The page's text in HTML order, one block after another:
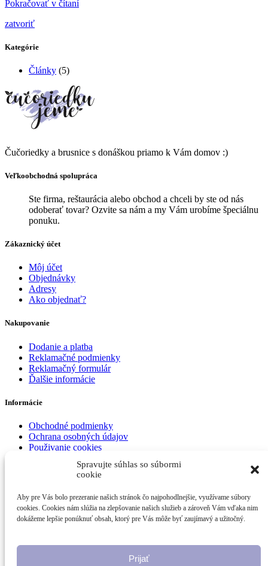
Spravujte súhlas so súbormi
cookie
Aby pre Vás bolo prezeranie našich stránok čo najpohodlnejšie, využívame súbory
cookies. Cookies nám slúžia na zlepšovanie našich služieb a zároveň Vám vďaka nim
dokážeme lepšie ponúknuť obsah, ktorý pre Vás môže byť zaujímavý a užitočný.
Prijať
Pokračovať v čítaní
zatvoriť
Kategórie
Články (5)
Čučoriedky a brusnice s donáškou priamo k Vám domov :)
Veľkoobchodná spolupráca
Ste firma, reštaurácia alebo obchod a chceli by ste od nás
odoberať tovar? Ozvite sa nám a my Vám urobíme špeciálnu
ponuku.
Zákaznický účet
Môj účet
Objednávky
Adresy
Ako objednať?
Nakupovanie
Dodanie a platba
Reklamačné podmienky
Reklamačný formulár
Ďalšie informácie
Informácie
Obchodné podmienky
Ochrana osobných údajov
Použivanie cookies
2021- Vytvorené na Wordpresse
Ovocie
Med a zaváraniny
Orechy
Blog